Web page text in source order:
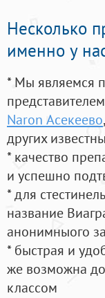
Несколько
именно у
* Мы являемся
Naron Асекеево
других
* качество
и успешно
* для
название
анонимныого
* быстрая и
же возможна
классом